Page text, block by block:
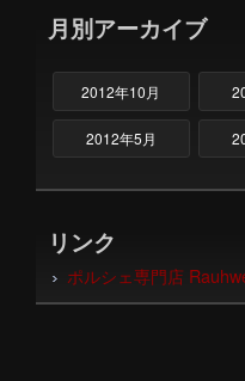
月別アーカイブ
2012年10月
2012年5月
リンク
ポルシェ専門店